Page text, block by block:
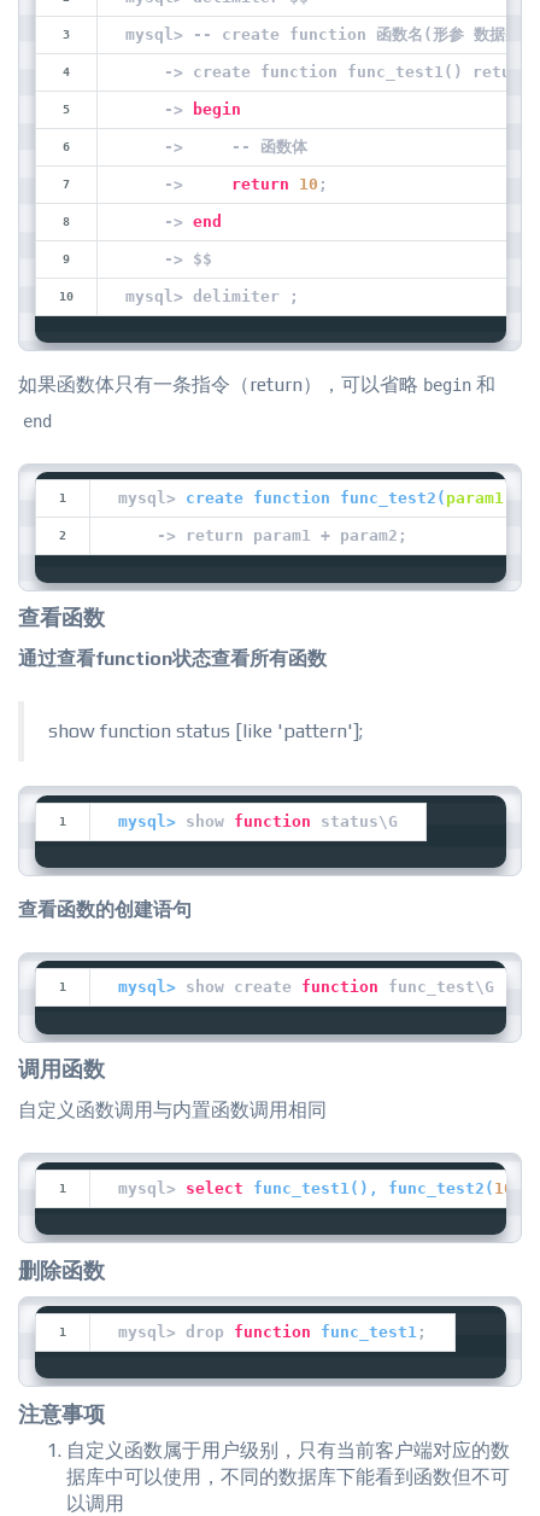
mysql> -- create function 函数名(形参 数据类
-> create function func_test1()
    ->
begin
    ->     -- 函数体
    ->
return 10 ;
    ->
end
    -> $$
mysql> delimiter ;
如果函数体只有一条指令（return），可以省略 begin 和
end
mysql> create function func_test2 ( param1
    -> return param1 + param2;
查看函数
通过查看function状态查看所有函数
show function status [like 'pattern'];
mysql> show function status\G
查看函数的创建语句
mysql> show create function func_test\G
调用函数
自定义函数调用与内置函数调用相同
mysql> select func_test1 ( ), func_test2 ( 100
删除函数
mysql> drop function func_test1 ;
注意事项
自定义函数属于用户级别，只有当前客户端对应的数
据库中可以使用，不同的数据库下能看到函数但不可
以调用